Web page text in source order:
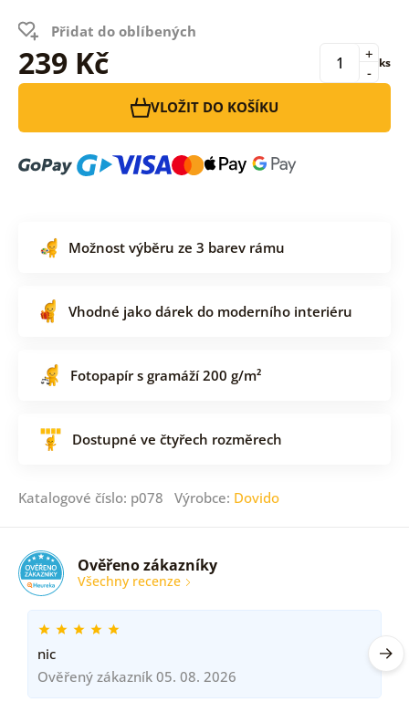
Přidat do oblíbených
239 Kč -
+ ks
VLOŽIT DO KOŠÍKU
Možnost výběru ze 3 barev rámu
Vhodné jako dárek do moderního interiéru
Fotopapír s gramáží 200 g/m²
Dostupné ve čtyřech rozměrech
Katalogové číslo: p078 Výrobce: Dovido
Ověřeno zákazníky
Všechny recenze
nic
Ověřený zákazník 05. 08. 2026